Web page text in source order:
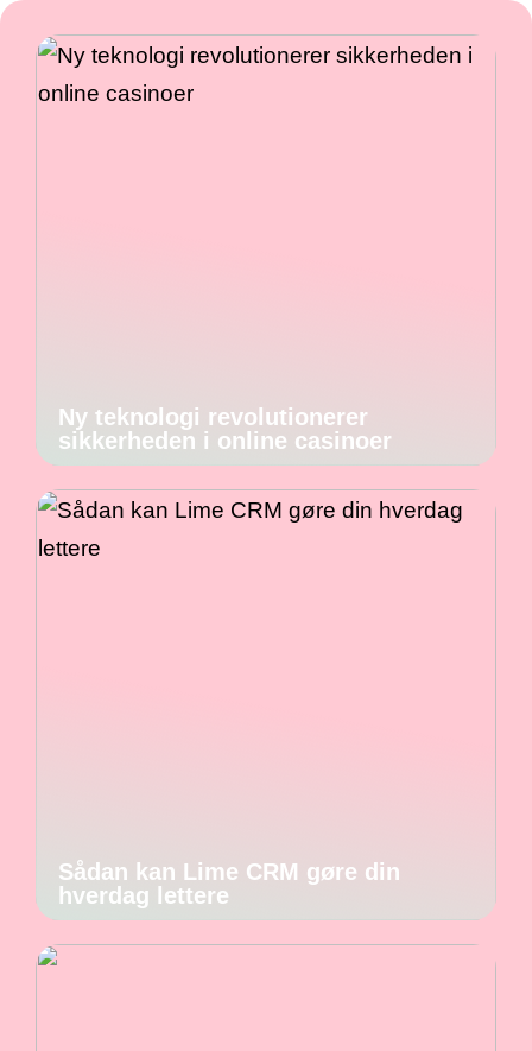
Ny teknologi revolutionerer
sikkerheden i online casinoer
Sådan kan Lime CRM gøre din
hverdag lettere